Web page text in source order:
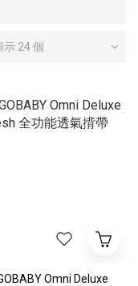
示 24 個
Omni Deluxe